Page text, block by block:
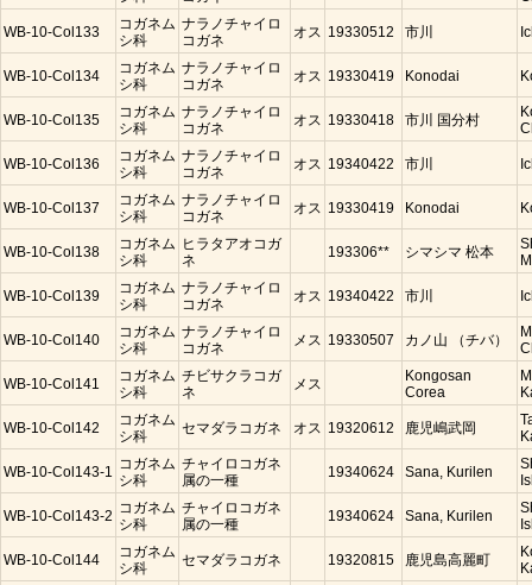
WB-10-Col133
コガネム
シ科
ナラノチャイロ
コガネ
オス 19330512 市川
WB-10-Col134
コガネム
シ科
ナラノチャイロ
コガネ
オス 19330419 Konodai
WB-10-Col135
コガネム
シ科
ナラノチャイロ
コガネ
オス 19330418 市川 国分村
WB-10-Col136
コガネム
シ科
ナラノチャイロ
コガネ
オス 19340422 市川
WB-10-Col137
コガネム
シ科
ナラノチャイロ
コガネ
オス 19330419 Konodai
WB-10-Col138
コガネム
シ科
ヒラタアオコガ
ネ
193306** シマシマ 松本
WB-10-Col139
コガネム
シ科
ナラノチャイロ
コガネ
オス 19340422 市川
WB-10-Col140
コガネム
シ科
ナラノチャイロ
コガネ
メス 19330507 カノ山 （チバ）
WB-10-Col141
コガネム
シ科
チビサクラコガ
ネ
メス
Kongosan
Corea
WB-10-Col142
コガネム
シ科
セマダラコガネ オス 19320612 鹿児嶋武岡
WB-10-Col143-1 コガネム
シ科
チャイロコガネ
属の一種
19340624 Sana, Kurilen
WB-10-Col143-2 コガネム
シ科
チャイロコガネ
属の一種
19340624 Sana, Kurilen
WB-10-Col144
コガネム
シ科
セマダラコガネ 19320815 鹿児島高麗町